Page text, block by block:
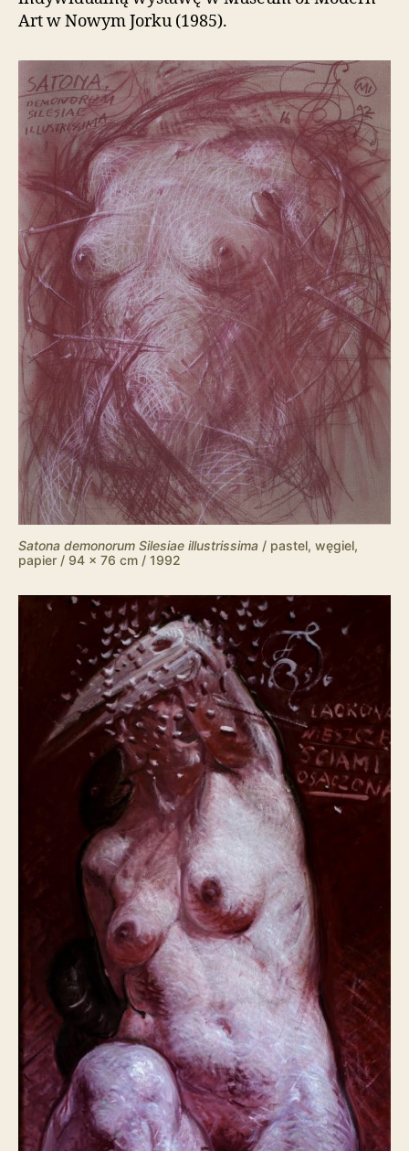
Art w Nowym Jorku (1985).
Satona demonorum Silesiae illustrissima / pastel, węgiel,
papier / 94 x 76 cm / 1992